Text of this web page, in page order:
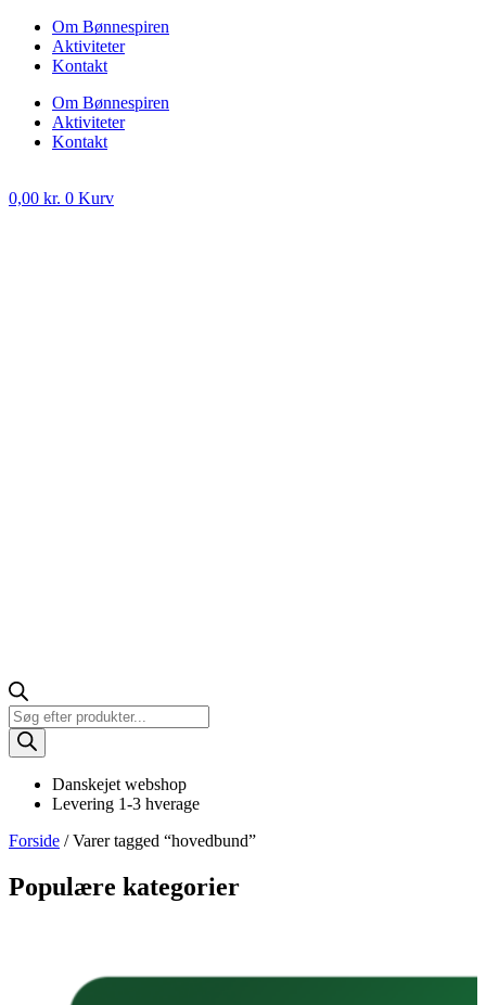
Om Bønnespiren
Aktiviteter
Kontakt
Om Bønnespiren
Aktiviteter
Kontakt
0,00 kr. 0 Kurv
Products
search
Danskejet webshop
Levering 1-3 hverage
Forside / Varer tagged “hovedbund”
Populære kategorier